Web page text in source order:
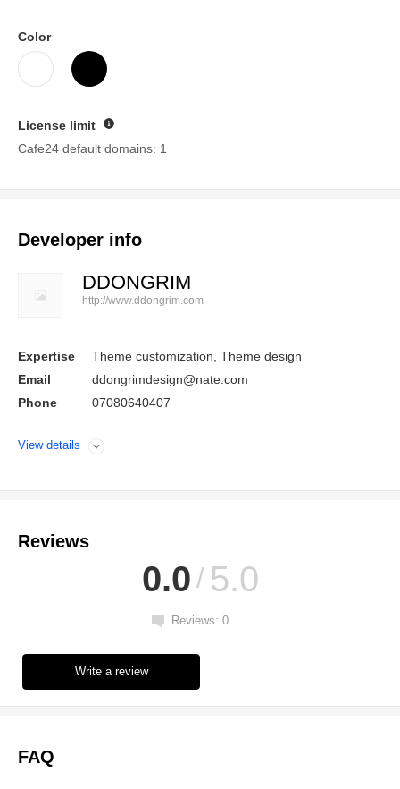
Color
License limit
Cafe24 default domains: 1
Developer info
DDONGRIM
http://www.ddongrim.com
View details
Expertise
Theme customization, Theme design
Email
ddongrimdesign@nate.com
Phone
07080640407
Reviews
0.0 5.0
Reviews: 0
Write a review
FAQ